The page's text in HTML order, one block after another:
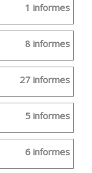
1 informes
8 informes
27 informes
5 informes
6 informes